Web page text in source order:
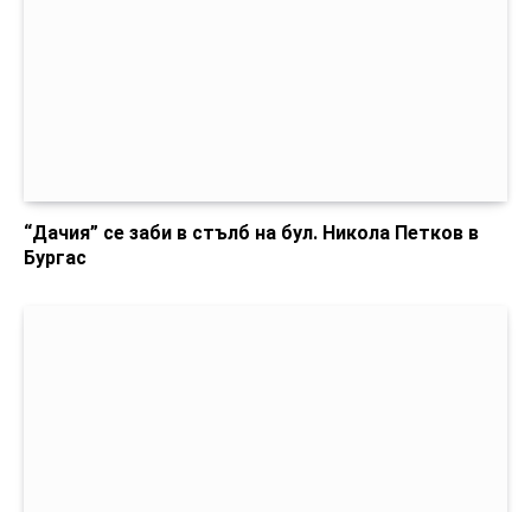
“Дачия” се заби в стълб на бул. Никола Петков в
Бургас